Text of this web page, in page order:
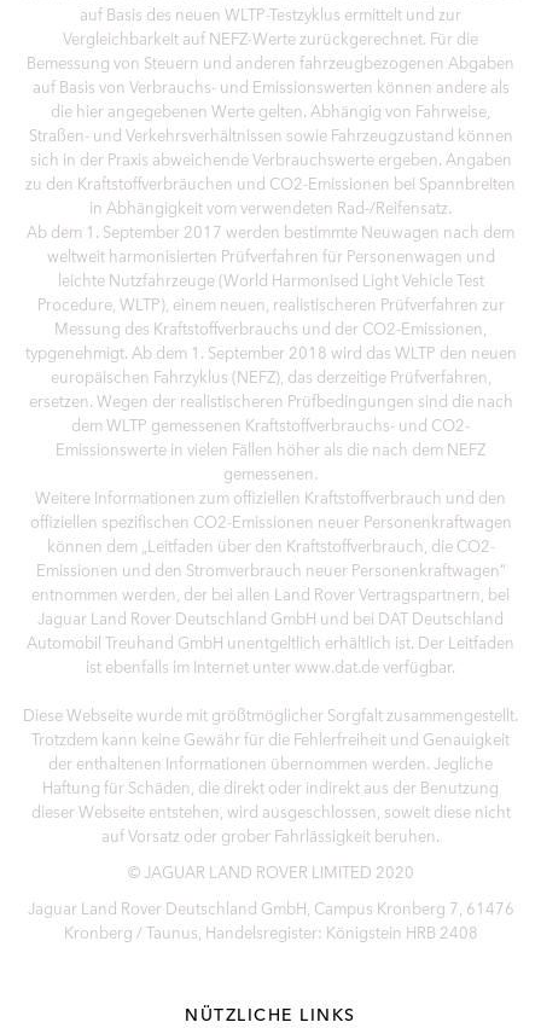
auf Basis des neuen WLTP-Testzyklus ermittelt und zur
Vergleichbarkeit auf NEFZ-Werte zurückgerechnet. Für die
Bemessung von Steuern und anderen fahrzeugbezogenen Abgaben
auf Basis von Verbrauchs- und Emissionswerten können andere als
die hier angegebenen Werte gelten. Abhängig von Fahrweise,
Straßen- und Verkehrsverhältnissen sowie Fahrzeugzustand können
sich in der Praxis abweichende Verbrauchswerte ergeben. Angaben
zu den Kraftstoffverbräuchen und CO2-Emissionen bei Spannbreiten
in Abhängigkeit vom verwendeten Rad-/Reifensatz.
Ab dem 1. September 2017 werden bestimmte Neuwagen nach dem
weltweit harmonisierten Prüfverfahren für Personenwagen und
leichte Nutzfahrzeuge (World Harmonised Light Vehicle Test
Procedure, WLTP), einem neuen, realistischeren Prüfverfahren zur
Messung des Kraftstoffverbrauchs und der CO2-Emissionen,
typgenehmigt. Ab dem 1. September 2018 wird das WLTP den neuen
europäischen Fahrzyklus (NEFZ), das derzeitige Prüfverfahren,
ersetzen. Wegen der realistischeren Prüfbedingungen sind die nach
dem WLTP gemessenen Kraftstoffverbrauchs- und CO2-
Emissionswerte in vielen Fällen höher als die nach dem NEFZ
gemessenen.
Weitere Informationen zum offiziellen Kraftstoffverbrauch und den
offiziellen spezifischen CO2-Emissionen neuer Personenkraftwagen
können dem „Leitfaden über den Kraftstoffverbrauch, die CO2-
Emissionen und den Stromverbrauch neuer Personenkraftwagen“
entnommen werden, der bei allen Land Rover Vertragspartnern, bei
Jaguar Land Rover Deutschland GmbH und bei DAT Deutschland
Automobil Treuhand GmbH unentgeltlich erhältlich ist. Der Leitfaden
ist ebenfalls im Internet unter www.dat.de verfügbar.
Diese Webseite wurde mit größtmöglicher Sorgfalt zusammengestellt.
Trotzdem kann keine Gewähr für die Fehlerfreiheit und Genauigkeit
der enthaltenen Informationen übernommen werden. Jegliche
Haftung für Schäden, die direkt oder indirekt aus der Benutzung
dieser Webseite entstehen, wird ausgeschlossen, soweit diese nicht
auf Vorsatz oder grober Fahrlässigkeit beruhen.
© JAGUAR LAND ROVER LIMITED 2020
Jaguar Land Rover Deutschland GmbH, Campus Kronberg 7, 61476
Kronberg / Taunus, Handelsregister: Königstein HRB 2408
NÜTZLICHE LINKS